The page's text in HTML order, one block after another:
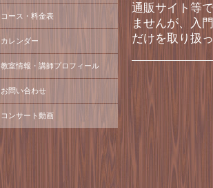
通販サイト等
ませんが、入
だけを取り扱
コース・料金表
カレンダー
教室情報・講師プロフィール
お問い合わせ
コンサート動画